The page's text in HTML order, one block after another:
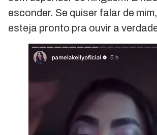
esconder. Se quiser falar de
esteja pronto pra ouvir a